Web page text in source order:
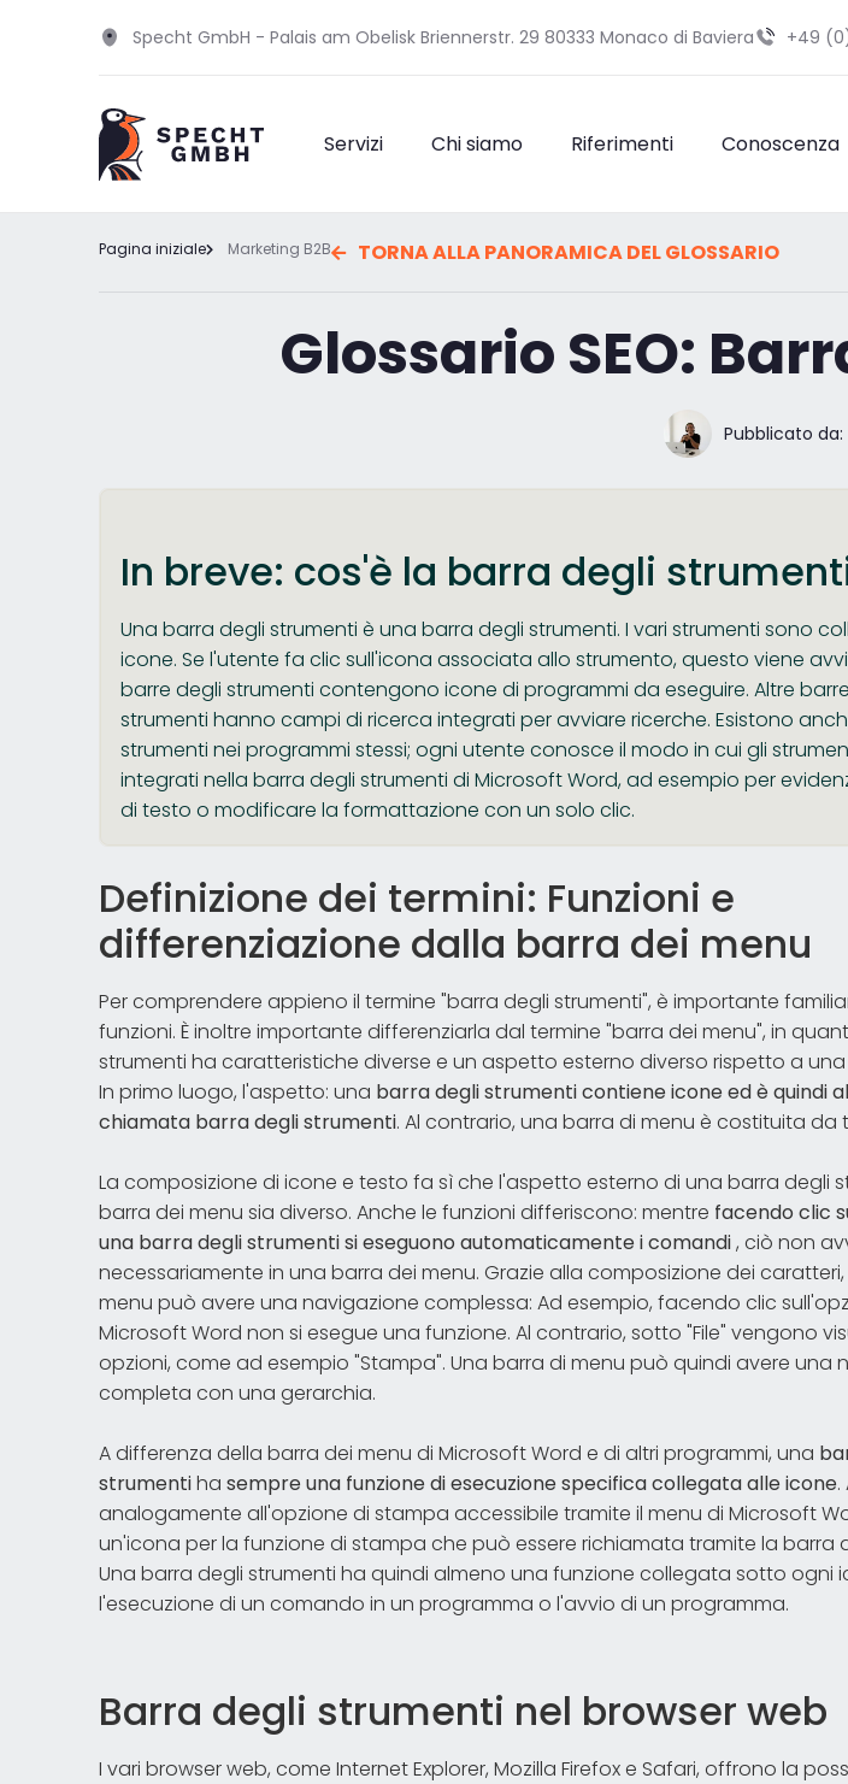
Specht GmbH - Palais am Obelisk Briennerstr. 29 80333 Monaco di Baviera +49
Servizi Chi siamo Riferimenti Conoscenza
Pagina iniziale Marketing B2B TORNA ALLA PANORAMICA DEL GLOSSARIO
Glossario SEO:
Pubblicato da:
In breve: cos'è la barra degli
Una barra degli strumenti è una barra degli strumenti. I vari strumenti sono
icone. Se l'utente fa clic sull'icona associata allo strumento, questo viene
barre degli strumenti contengono icone di programmi da eseguire. Altre
strumenti hanno campi di ricerca integrati per avviare ricerche. Esistono
strumenti nei programmi stessi; ogni utente conosce il modo in cui gli
integrati nella barra degli strumenti di Microsoft Word, ad esempio per
di testo o modificare la formattazione con un solo clic.
Definizione dei termini: Funzioni e
differenziazione dalla barra dei menu
Per comprendere appieno il termine "barra degli strumenti", è importante
funzioni. È inoltre importante differenziarla dal termine "barra dei menu", in
strumenti ha caratteristiche diverse e un aspetto esterno diverso rispetto a
In primo luogo, l'aspetto: una barra degli strumenti contiene icone ed è quindi
chiamata barra degli strumenti. Al contrario, una barra di menu è costituita da
La composizione di icone e testo fa sì che l'aspetto esterno di una barra degli
barra dei menu sia diverso. Anche le funzioni differiscono: mentre facendo clic
una barra degli strumenti si eseguono automaticamente i comandi, ciò non
necessariamente in una barra dei menu. Grazie alla composizione dei
menu può avere una navigazione complessa: Ad esempio, facendo clic
Microsoft Word non si esegue una funzione. Al contrario, sotto "File" vengono
opzioni, come ad esempio "Stampa". Una barra di menu può quindi avere una
completa con una gerarchia.
A differenza della barra dei menu di Microsoft Word e di altri programmi, una
strumentiha sempre una funzione di esecuzione specifica collegata alle icone
analogamente all'opzione di stampa accessibile tramite il menu di Microsoft
un'icona per la funzione di stampa che può essere richiamata tramite la barra
Una barra degli strumenti ha quindi almeno una funzione collegata sotto ogni
l'esecuzione di un comando in un programma o l'avvio di un programma.
Barra degli strumenti nel browser web
I vari browser web, come Internet Explorer, Mozilla Firefox e Safari, offrono la